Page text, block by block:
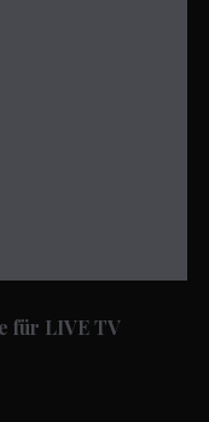
für LIVE TV